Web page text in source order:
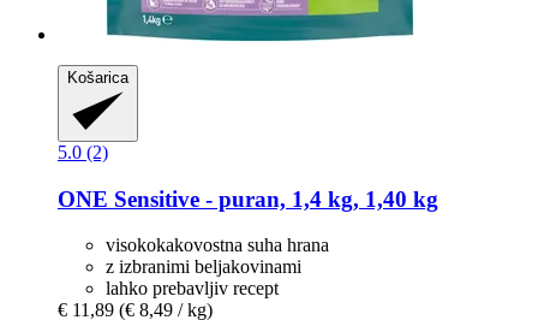
Košarica
5.0 (2)
ONE Sensitive -​ puran, 1,4 kg, 1,40 kg
visokokakovostna suha hrana
z izbranimi beljakovinami
lahko prebavljiv recept
€ 11,89 (€ 8,49 / kg)